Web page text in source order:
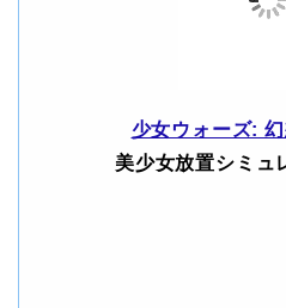
少女ウォーズ:
美少女放置シミュ